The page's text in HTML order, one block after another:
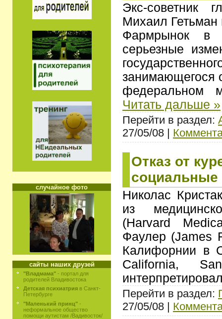
случайное фото
сайты наших друзей
"Владмама" - портал для
родителей Владивостока
Детская психиатрия в Санкт-
Петербурге
"Маленький принц" -
неформальное общество
помощи аутистам /Вадивосток/
Экс-советник
Михаил Гетьман
Фармрынок в
серьезные
занимающегося
Читать дальше »
Перейти в раздел:
27/05/08 |
Отказ от
социальные
Николас
из
(Harvard
Фаулер (James
Калифорнии в
California,
Перейти в раздел:
27/05/08 |